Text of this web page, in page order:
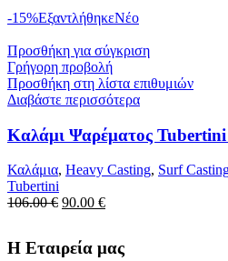
-15%ΕξαντλήθηκεΝέο
Προσθήκη για σύγκριση
Γρήγορη προβολή
Προσθήκη στη λίστα επιθυμιών
Διαβάστε περισσότερα
Καλάμι Ψαρέματος
Καλάμια, Heavy Casting, Surf
Tubertini
106.00€ Original
106.00 €.
90.00 €Η
είναι:
Η Εταιρεία μας